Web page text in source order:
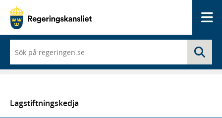
du
börjar
skriva
en
lista
Lagstiftningskedja